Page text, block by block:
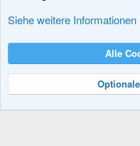
News
R
Community platform by XenForo® ©
Siehe weitere
Alle